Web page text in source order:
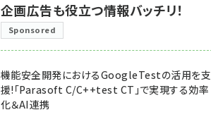
企画広告も役立つ情報バッチリ！
Sponsored
機能安全開発におけるGoogleTestの活用を支
援!「Parasoft C/C++test CT」で実現する効率
化＆AI連携